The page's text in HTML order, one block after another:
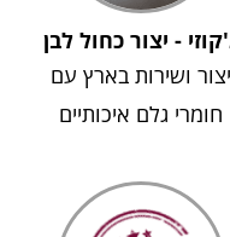
- יצור כחול לבן
יצור ושירות בארץ עם
חומרי גלם איכותיים